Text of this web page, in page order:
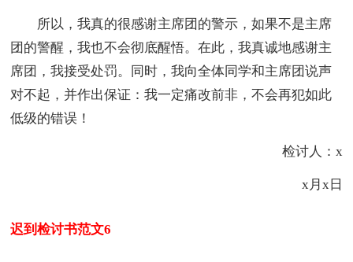
所以，我真的很感谢主席团的警示，如果不是主席
团的警醒，我也不会彻底醒悟。在此，我真诚地感谢主
席团，我接受处罚。同时，我向全体同学和主席团说声
对不起，并作出保证：我一定痛改前非，不会再犯如此
低级的错误！
检讨人：x
x月x日
迟到检讨书范文6